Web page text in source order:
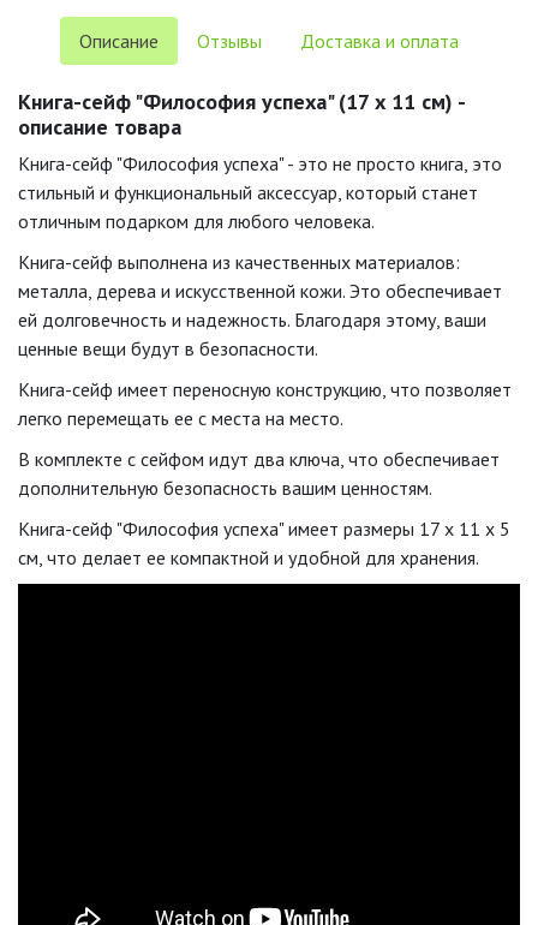
Описание Отзывы Доставка и оплата
Книга-сейф "Философия успеха" (17 х 11 см) -
описание товара
Книга-сейф "Философия успеха" - это не просто книга, это
стильный и функциональный аксессуар, который станет
отличным подарком для любого человека.
Книга-сейф выполнена из качественных материалов:
металла, дерева и искусственной кожи. Это обеспечивает
ей долговечность и надежность. Благодаря этому, ваши
ценные вещи будут в безопасности.
Книга-сейф имеет переносную конструкцию, что позволяет
легко перемещать ее с места на место.
В комплекте с сейфом идут два ключа, что обеспечивает
дополнительную безопасность вашим ценностям.
Книга-сейф "Философия успеха" имеет размеры 17 х 11 х 5
см, что делает ее компактной и удобной для хранения.